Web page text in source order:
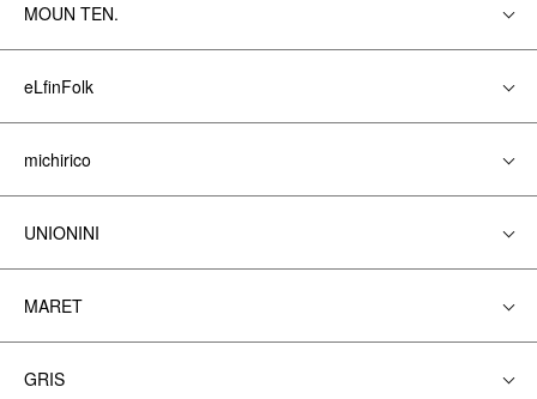
MOUN TEN.
eLfinFolk
michirico
UNIONINI
MARET
GRIS